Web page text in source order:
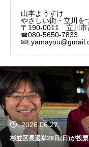
山本ようすけ
やさしい街・立川を
〒190-0011 立川市
☎080-5650-7833
2026.06.27
杉並区長選挙28日(日)が投